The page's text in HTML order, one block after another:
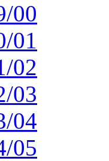
00
01
02
03
04
05